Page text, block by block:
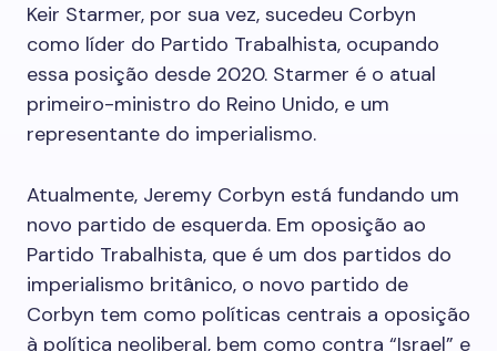
Keir Starmer, por sua vez, sucedeu Corbyn
como líder do Partido Trabalhista, ocupando
essa posição desde 2020. Starmer é o atual
primeiro-ministro do Reino Unido, e um
representante do imperialismo.
Atualmente, Jeremy Corbyn está fundando um
novo partido de esquerda. Em oposição ao
Partido Trabalhista, que é um dos partidos do
imperialismo britânico, o novo partido de
Corbyn tem como políticas centrais a oposição
à política neoliberal, bem como contra “Israel” e